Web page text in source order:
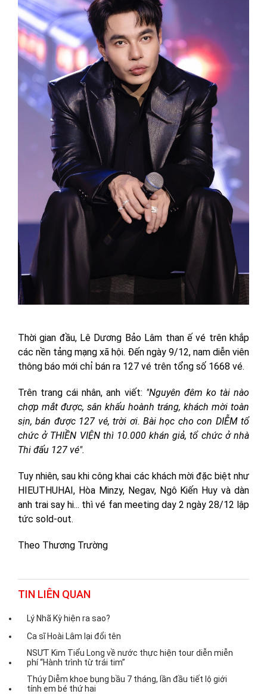
Thời gian đầu, Lê Dương Bảo Lâm than ế vé trên khắp
các nền tảng mạng xã hội. Đến ngày 9/12, nam diễn viên
thông báo mới chỉ bán ra 127 vé trên tổng số 1668 vé.
Trên trang cái nhân, anh viết: "Nguyên đêm ko tài nào
chợp mắt được, sân khấu hoành tráng, khách mời toàn
sịn, bán được 127 vé, trời ơi. Bài học cho con DIỄM tổ
chức ở THIỀN VIỆN thì 10.000 khán giả, tổ chức ở nhà
Thi đấu 127 vé".
Tuy nhiên, sau khi công khai các khách mời đặc biệt như
HIEUTHUHAI, Hòa Minzy, Negav, Ngô Kiến Huy và dàn
anh trai say hi... thì vé fan meeting day 2 ngày 28/12 lập
tức sold-out.
Theo Thương Trường
TIN LIÊN QUAN
Lý Nhã Kỳ hiện ra sao?
Ca sĩ Hoài Lâm lại đổi tên
NSƯT Kim Tiểu Long về nước thực hiện tour diễn miễn
phí “Hành trình từ trái tim”
Thúy Diễm khoe bụng bầu 7 tháng, lần đầu tiết lộ giới
tính em bé thứ hai